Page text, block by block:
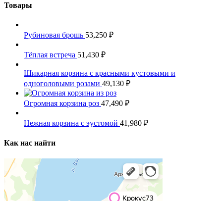
Товары
Рубиновая брошь 53,250 ₽
Тёплая встреча 51,430 ₽
Шикарная корзина с красными кустовыми и
одноголовыми розами 49,130 ₽
Огромная корзина роз 47,490 ₽
Нежная корзина с эустомой 41,980 ₽
Как нас найти